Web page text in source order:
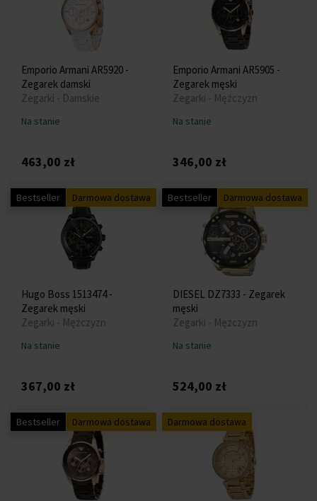
Emporio Armani AR5920 -
Zegarek damski
Zegarki - Damskie
Na stanie
463,00 zł
Emporio Armani AR5905 -
Zegarek męski
Zegarki - Mężczyzn
Na stanie
346,00 zł
Bestseller Darmowa dostawa
Hugo Boss 1513474 -
Zegarek męski
Zegarki - Mężczyzn
Na stanie
367,00 zł
Bestseller Darmowa dostawa
DIESEL DZ7333 - Zegarek
męski
Zegarki - Mężczyzn
Na stanie
524,00 zł
Bestseller Darmowa dostawa Darmowa dostawa